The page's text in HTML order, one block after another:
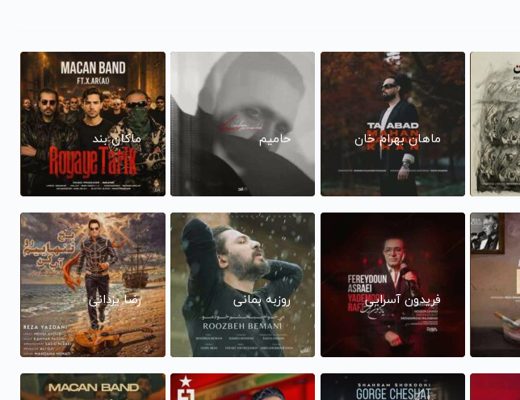
ماهان بهرام خان حامیم ماکان بند
فریدون آسرایی روزبه بمانی رضا یزدانی